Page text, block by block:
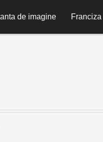
de imagine Franciza